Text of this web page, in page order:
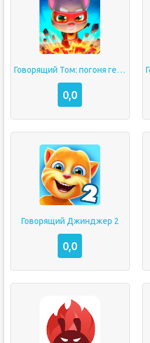
Говорящий Том: погоня героев
0,0
Говорящий Джинджер 2
0,0